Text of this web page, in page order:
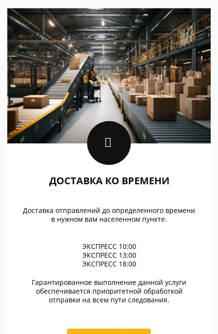
ДОСТАВКА КО ВРЕМЕНИ
Доставка отправлений до определенного времени
в нужном вам населенном пункте.
ЭКСПРЕСС 10:00
ЭКСПРЕСС 13:00
ЭКСПРЕСС 18:00
Гарантированное выполнение данной услуги
обеспечивается приоритетной обработкой
отправки на всем пути следования.